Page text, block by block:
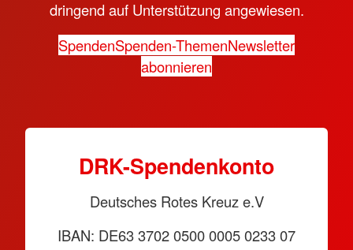
dringend auf Unterstützung angewiesen.
SpendenSpenden-ThemenNewsletter
abonnieren
DRK-Spendenkonto
Deutsches Rotes Kreuz e.V
IBAN: DE63 3702 0500 0005 0233 07